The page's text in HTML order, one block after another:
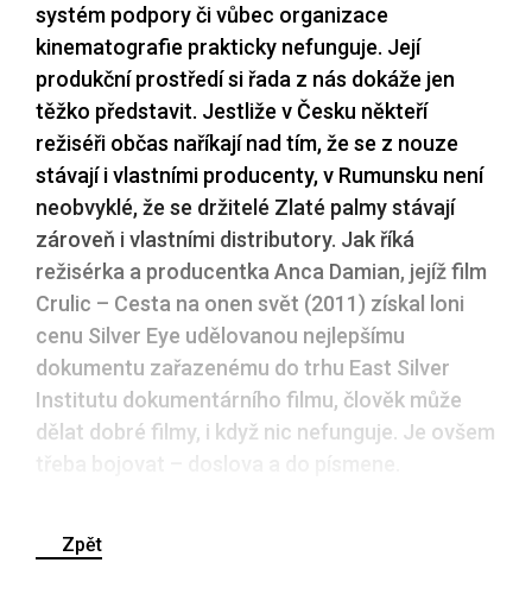
systém podpory či vůbec organizace
kinematografie prakticky nefunguje. Její
produkční prostředí si řada z nás dokáže jen
těžko představit. Jestliže v Česku někteří
režiséři občas naříkají nad tím, že se z nouze
stávají i vlastními producenty, v Rumunsku není
neobvyklé, že se držitelé Zlaté palmy stávají
zároveň i vlastními distributory. Jak říká
režisérka a producentka Anca Damian, jejíž film
Crulic – Cesta na onen svět (2011) získal loni
cenu Silver Eye udělovanou nejlepšímu
dokumentu zařazenému do trhu East Silver
Institutu dokumentárního filmu, člověk může
dělat dobré filmy, i když nic nefunguje. Je ovšem
Zpět